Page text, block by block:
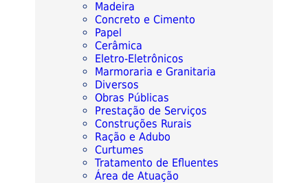
Madeira
Concreto e Cimento
Papel
Cerâmica
Eletro-Eletrônicos
Marmoraria e Granitaria
Diversos
Obras Públicas
Prestação de Serviços
Construções Rurais
Ração e Adubo
Curtumes
Tratamento de Efluentes
Área de Atuação